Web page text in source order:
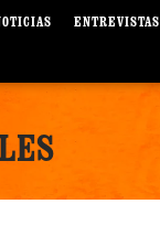
ENTREVISTAS